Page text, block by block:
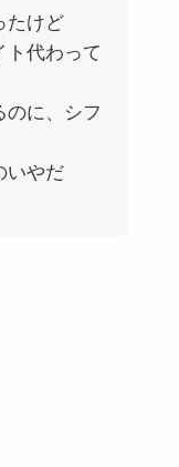
たけど
ト代わって
のに、シフ
いやだ